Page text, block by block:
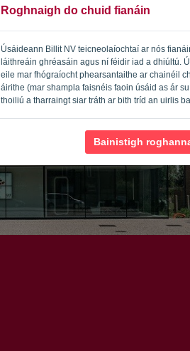
Roghnaigh do chuid fianáin
Úsáideann Billit NV teicneolaíochtaí ar nós
láithreáin ghréasáin agus ní féidir iad a dhiúltú.
eile mar fhógraíocht phearsantaithe ar chainéil
áirithe (mar shampla faisnéis faoin úsáid as ár
thoiliú a tharraingt siar tráth ar bith tríd an uirlis
Bainistigh